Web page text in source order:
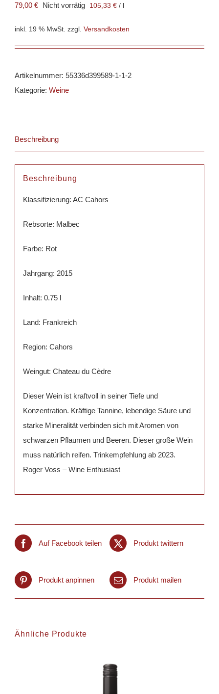
79,00 € Nicht vorrätig 105,33 € /
inkl. 19 % MwSt. zzgl. Versandkosten
Artikelnummer: 55336d399589-1-1-2
Kategorie: Weine
Beschreibung
Beschreibung
Klassifizierung: AC Cahors
Rebsorte: Malbec
Farbe: Rot
Jahrgang: 2015
Inhalt: 0.75 l
Land: Frankreich
Region: Cahors
Weingut: Chateau du Cèdre
Dieser Wein ist kraftvoll in seiner Tiefe und
Konzentration. Kräftige Tannine, lebendige Säure und
starke Mineralität verbinden sich mit Aromen von
schwarzen Pflaumen und Beeren. Dieser große Wein
muss natürlich reifen. Trinkempfehlung ab 2023.
Roger Voss – Wine Enthusiast
Auf Facebook teilen Produkt twittern
Produkt anpinnen Produkt mailen
Ähnliche Produkte